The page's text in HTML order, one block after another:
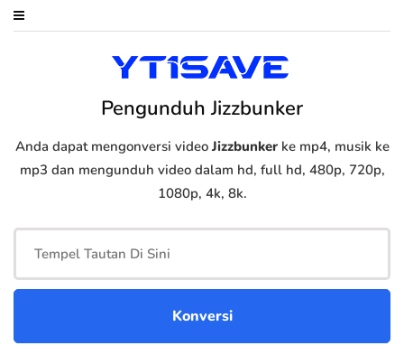
Pengunduh Jizzbunker
Anda dapat mengonversi videoJizzbunkerke mp4, musik ke
mp3 dan mengunduh video dalam hd, full hd, 480p, 720p,
1080p, 4k, 8k.